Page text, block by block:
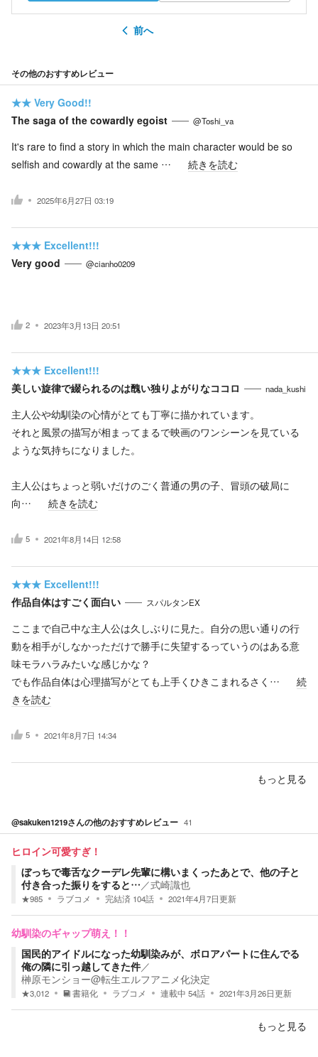
前へ
その他のおすすめレビュー
★★ Very Good!!
The saga of the cowardly egoist
@Toshi_va
It's rare to find a story in which the main character would be so
selfish and cowardly at the same …
続きを読む
2025年6月27日 03:19
★★★ Excellent!!!
Very good
@cianho0209
2 2023年3月13日 20:51
★★★ Excellent!!!
美しい旋律で綴られるのは醜い独りよがりなココロ
nada_kushi
主人公や幼馴染の心情がとても丁寧に描かれています。
それと風景の描写が相まってまるで映画のワンシーンを見ている
ような気持ちになりました。
主人公はちょっと弱いだけのごく普通の男の子、冒頭の破局に
向…
続きを読む
5 2021年8月14日 12:58
★★★ Excellent!!!
作品自体はすごく面白い
スパルタンEX
ここまで自己中な主人公は久しぶりに見た。自分の思い通りの行
動を相手がしなかっただけで勝手に失望するっていうのはある意
味モラハラみたいな感じかな？
でも作品自体は心理描写がとても上手くひきこまれるさく…
続
きを読む
5 2021年8月7日 14:34
もっと見る
@sakuken1219さんの他のおすすめレビュー 41
ヒロイン可愛すぎ！
ぼっちで毒舌なクーデレ先輩に構いまくったあとで、他の子と
付き合った振りをすると… ／式崎識也
★985 ラブコメ 完結済 104話 2021年4月7日更新
幼馴染のギャップ萌え！！
国民的アイドルになった幼馴染みが、ボロアパートに住んでる
俺の隣に引っ越してきた件／
榊原モンショー@転生エルフアニメ化決定
★3,012 書籍化 ラブコメ 連載中 54話 2021年3月26日更新
もっと見る